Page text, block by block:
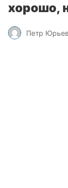
хорошо,
Петр Юрьев